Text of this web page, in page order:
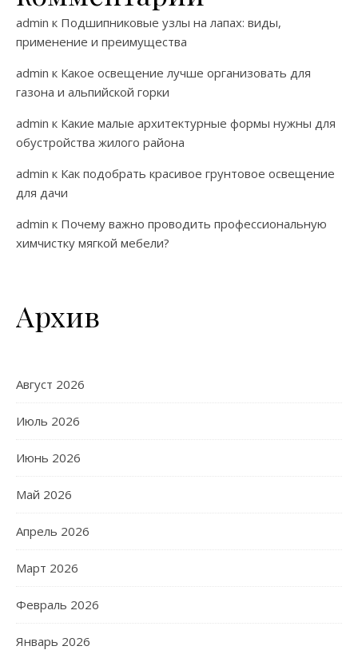
admin к Подшипниковые узлы на лапах: виды,
применение и преимущества
admin к Какое освещение лучше организовать для
газона и альпийской горки
admin к Какие малые архитектурные формы нужны для
обустройства жилого района
admin к Как подобрать красивое грунтовое освещение
для дачи
admin к Почему важно проводить профессиональную
химчистку мягкой мебели?
Архив
Август 2026
Июль 2026
Июнь 2026
Май 2026
Апрель 2026
Март 2026
Февраль 2026
Январь 2026